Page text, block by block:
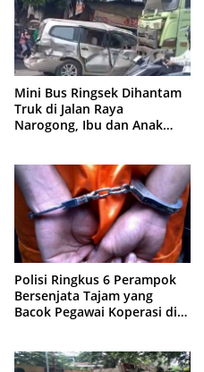
Mini Bus Ringsek Dihantam
Truk di Jalan Raya
Narogong, Ibu dan Anak
Polisi Ringkus 6 Perampok
Bersenjata Tajam yang
Bacok Pegawai Koperasi di